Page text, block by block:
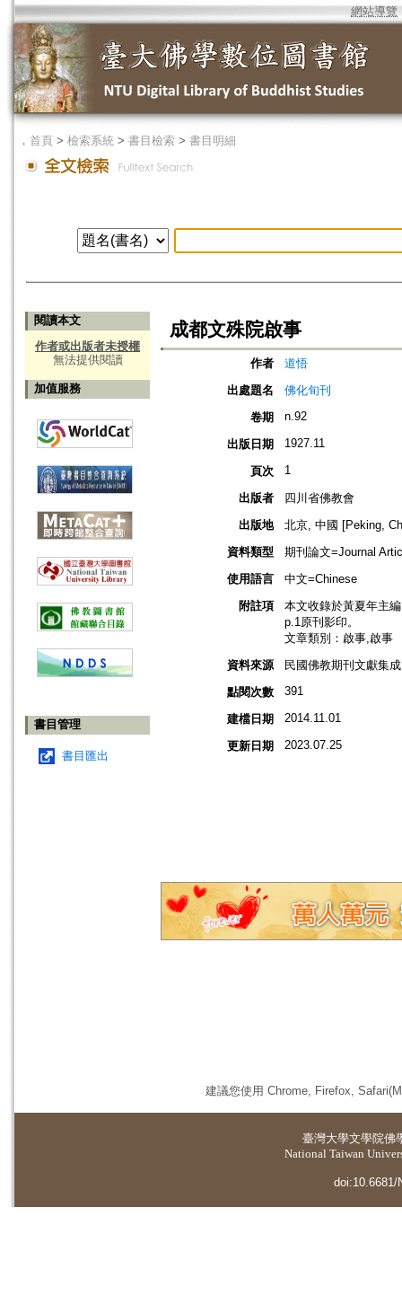
網站導覽
． 首頁 > 檢索系統 > 書目檢索 > 書目明細
閱讀本文
作者或出版者未授權
無法提供閱讀
加值服務
書目管理
書目匯出
成都文殊院啟事
作者
道悟
出處題名
佛化旬刊
卷期
n.92
出版日期 1927.11
頁次 1
出版者
四川省佛教會
出版地
北京, 中國 [Peking,
資料類型
期刊論文=Journal
使用語言
中文=Chinese
附註項
本文收錄於黃夏年主
p.1原刊影印。
文章類別：啟事,啟事
資料來源
民國佛教期刊文獻集
點閱次數
391
建檔日期 2014.11.01
更新日期 2023.07.25
建議您使用 Chrome, Firefox,
臺灣大學文學院佛
National Taiwan
doi:10.6681/